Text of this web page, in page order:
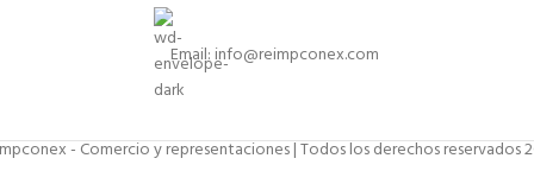
Email: info@reimpconex.com
- Comercio y representaciones | Todos los derechos reservados